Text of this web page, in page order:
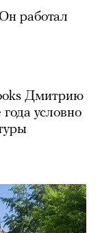
работал
Дмитрию
условно